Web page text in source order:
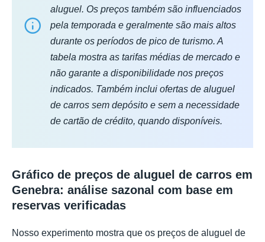
aluguel. Os preços também são influenciados
pela temporada e geralmente são mais altos
durante os períodos de pico de turismo. A
tabela mostra as tarifas médias de mercado e
não garante a disponibilidade nos preços
indicados. Também inclui ofertas de aluguel
de carros sem depósito e sem a necessidade
de cartão de crédito, quando disponíveis.
Gráfico de preços de aluguel de carros em
Genebra: análise sazonal com base em
reservas verificadas
Nosso experimento mostra que os preços de aluguel de